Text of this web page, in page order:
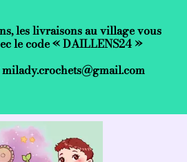
les livraisons au village vous
le code « DAILLENS24 »